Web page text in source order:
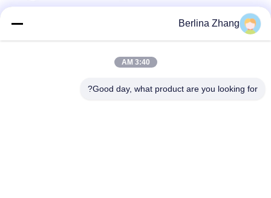
Berlina Zhang
3:40 AM
Good day, what product are you looking for?